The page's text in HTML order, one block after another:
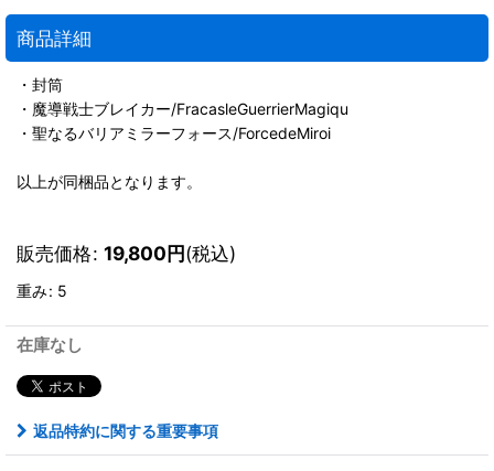
商品詳細
・封筒
・魔導戦士ブレイカー/FracasleGuerrierMagiqu
・聖なるバリアミラーフォース/ForcedeMiroi
以上が同梱品となります。
販売価格: 19,800円(税込)
重み: 5
在庫なし
返品特約に関する重要事項